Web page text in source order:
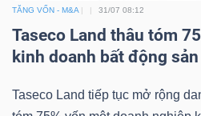
TĂNG VỐN - M&A 31/07 08:12
Taseco Land thâu tóm
kinh doanh bất động
Taseco Land tiếp tục mở rộng
(-)
Báo
cáo
phân